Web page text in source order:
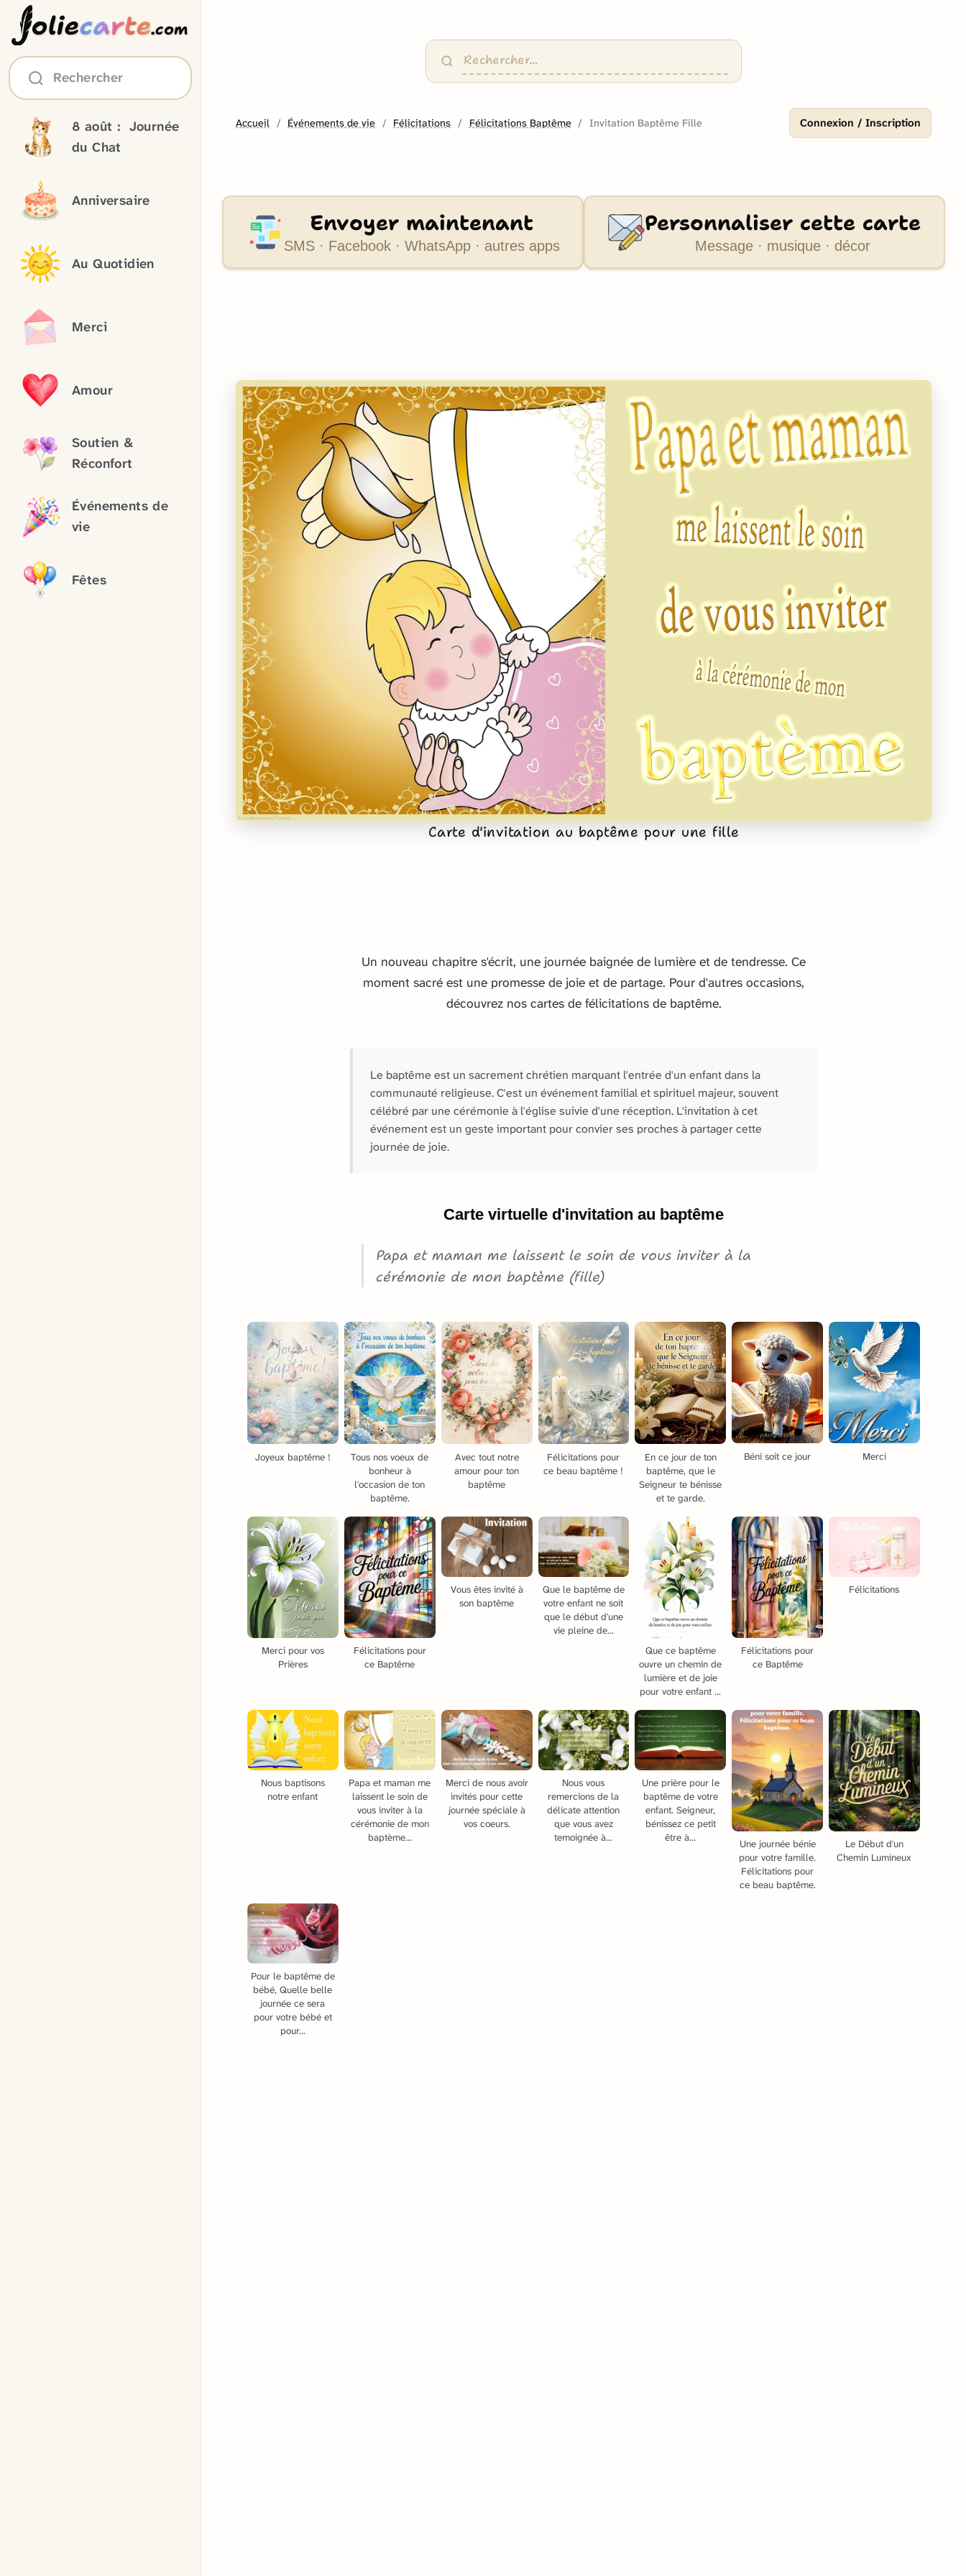
oliecarte.com
Rechercher
8 août : Journée
du Chat
Anniversaire
Au Quotidien
Merci
Amour
Soutien &
Réconfort
Événements de
vie
Fêtes
Accueil Événements de vie Félicitations Félicitations Baptême Invitation Baptême Fille Connexion / Inscription
Envoyer maintenant
SMS · Facebook · WhatsApp · autres apps
Personnaliser cette carte
Message · musique · décor
Carte d'invitation au baptême pour une fille
Un nouveau chapitre s'écrit, une journée baignée de lumière et de tendresse. Ce
moment sacré est une promesse de joie et de partage. Pour d'autres occasions,
découvrez nos cartes de félicitations de baptême.
Le baptême est un sacrement chrétien marquant l'entrée d'un enfant dans la
communauté religieuse. C'est un événement familial et spirituel majeur, souvent
célébré par une cérémonie à l'église suivie d'une réception. L'invitation à cet
événement est un geste important pour convier ses proches à partager cette
journée de joie.
Carte virtuelle d'invitation au baptême
Papa et maman me laissent le soin de vous inviter à la
cérémonie de mon baptème (fille)
Joyeux baptême !
Tous nos voeux de
bonheur à
l'occasion de ton
baptême.
Avec tout notre
amour pour ton
baptême
Félicitations pour
ce beau baptême !
En ce jour de ton
baptême, que le
Seigneur te bénisse
et te garde.
Béni soit ce jour Merci
Merci pour vos
Prières
Félicitations pour
ce Baptême
Vous êtes invité à
son baptême
Que le baptême de
votre enfant ne soit
que le début d'une
vie pleine de...
Que ce baptême
ouvre un chemin de
lumière et de joie
pour votre enfant ...
Félicitations pour
ce Baptême
Félicitations
Nous baptisons
notre enfant
Papa et maman me
laissent le soin de
vous inviter à la
cérémonie de mon
baptème...
Merci de nous avoir
invités pour cette
journée spéciale à
vos coeurs.
Nous vous
remercions de la
délicate attention
que vous avez
temoignée à...
Une prière pour le
baptême de votre
enfant. Seigneur,
bénissez ce petit
être à...
Une journée bénie
pour votre famille.
Félicitations pour
ce beau baptême.
Le Début d'un
Chemin Lumineux
Pour le baptême de
bébé, Quelle belle
journée ce sera
pour votre bébé et
pour...